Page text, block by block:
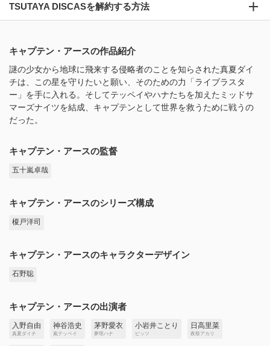
TSUTAYA DISCASを解約する方法
キャプテン・アースの作品紹介
謎の少女から地球に飛来する侵略者のことを知らされた真夏ダイ
チは、この星を守りたいと願い、そのための力「ライブラスタ
ー」を手に入れる。そしてテッペイやハナたちを加えたミッドサ
マーズナイツを結成、キャプテンとして世界を救うために戦うの
だった。
キャプテン・アースの監督
五十嵐卓哉
キャプテン・アースのシリーズ構成
榎戸洋司
キャプテン・アースのキャラクターデザイン
石野聡
キャプテン・アースの出演者
入野自由
真夏ダイチ
神谷浩史
嵐テッペイ
茅野愛衣
夢塔ハナ
小岩井ことり
ピッツ
日高里菜
夜祭アカリ